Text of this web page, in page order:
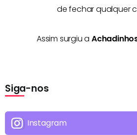
de fechar qualquer
Assim surgiu a
Siga-nos
Instagram